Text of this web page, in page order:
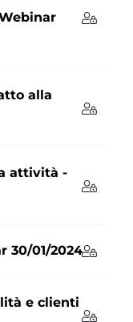
alla
attività -
30/01/2024
e clienti